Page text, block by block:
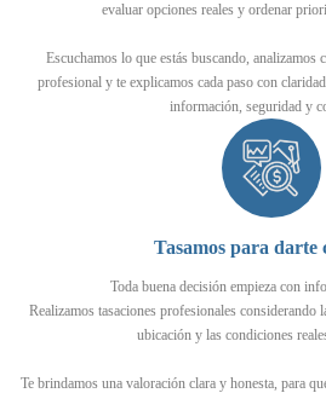
evaluar opciones reales y ordenar
Escuchamos lo que estás buscando, analizamos
profesional y te explicamos cada paso con
información, seguridad y
Tasamos para darte
Toda buena decisión empieza con
Realizamos tasaciones profesionales considerando
ubicación y las condiciones
Te brindamos una valoración clara y honesta, para